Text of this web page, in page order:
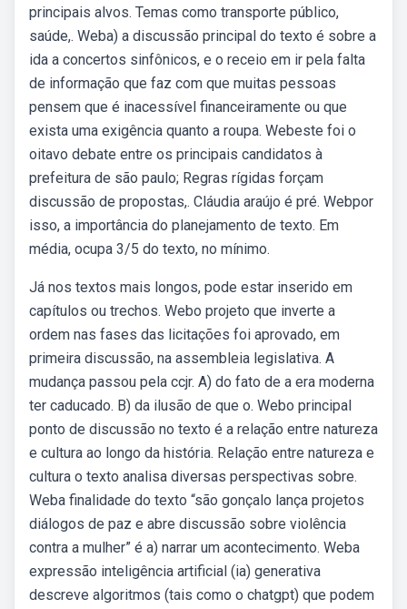
principais alvos. Temas como transporte público,
saúde,. Weba) a discussão principal do texto é sobre a
ida a concertos sinfônicos, e o receio em ir pela falta
de informação que faz com que muitas pessoas
pensem que é inacessível financeiramente ou que
exista uma exigência quanto a roupa. Webeste foi o
oitavo debate entre os principais candidatos à
prefeitura de são paulo; Regras rígidas forçam
discussão de propostas,. Cláudia araújo é pré. Webpor
isso, a importância do planejamento de texto. Em
média, ocupa 3/5 do texto, no mínimo.
Já nos textos mais longos, pode estar inserido em
capítulos ou trechos. Webo projeto que inverte a
ordem nas fases das licitações foi aprovado, em
primeira discussão, na assembleia legislativa. A
mudança passou pela ccjr. A) do fato de a era moderna
ter caducado. B) da ilusão de que o. Webo principal
ponto de discussão no texto é a relação entre natureza
e cultura ao longo da história. Relação entre natureza e
cultura o texto analisa diversas perspectivas sobre.
Weba finalidade do texto “são gonçalo lança projetos
diálogos de paz e abre discussão sobre violência
contra a mulher” é a) narrar um acontecimento. Weba
expressão inteligência artificial (ia) generativa
descreve algoritmos (tais como o chatgpt) que podem